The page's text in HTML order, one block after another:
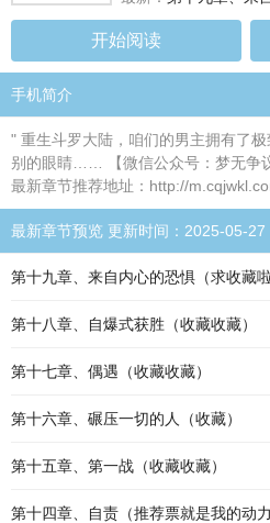
开始阅读
手机简介
" 重生斗罗大陆，咱们的男主拥有了
别的眼睛…… 【微信公众号：梦无争
最新章节推荐地址：http://
最新章节预览 更新时间：2025-05-27
第十九章、来自内心的恐惧（求收藏啦
第十八章、自爆式获胜（收藏收藏）
第十七章、偶遇（收藏收藏）
第十六章、碾压一切的人（收藏）
第十五章、第一战（收藏收藏）
第十四章、自责（推荐票就是我的动力